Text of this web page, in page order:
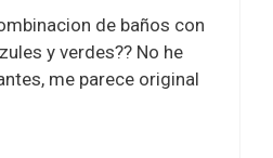
de baños con
y verdes?? No he
me parece original